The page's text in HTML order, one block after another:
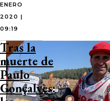
ENERO
2020 |
09:19
Tras la
muerte de
Paulo
Gonçalves: